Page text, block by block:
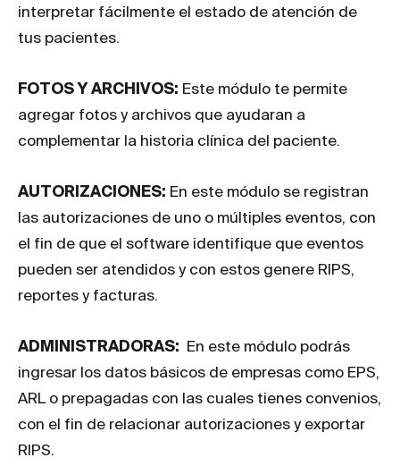
interpretar fácilmente el estado de atención de
tus pacientes.
FOTOS Y ARCHIVOS: Este módulo te permite
agregar fotos y archivos que ayudaran a
complementar la historia clínica del paciente.
AUTORIZACIONES: En este módulo se registran
las autorizaciones de uno o múltiples eventos, con
el fin de que el software identifique que eventos
pueden ser atendidos y con estos genere RIPS,
reportes y facturas.
ADMINISTRADORAS: En este módulo podrás
ingresar los datos básicos de empresas como EPS,
ARL o prepagadas con las cuales tienes convenios,
con el fin de relacionar autorizaciones y exportar
RIPS.